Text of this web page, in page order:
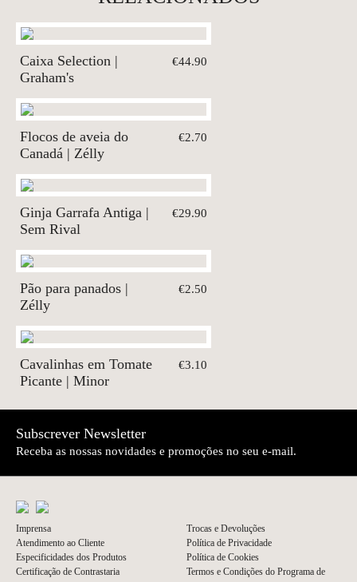
Caixa Selection |
Graham's
€44.90
Flocos de aveia do
Canadá | Zélly
€2.70
Ginja Garrafa Antiga |
Sem Rival
€29.90
Pão para panados |
Zélly
€2.50
Cavalinhas em Tomate
Picante | Minor
€3.10
Subscrever Newsletter
Receba as nossas novidades e promoções no seu e-mail.
Imprensa
Atendimento ao Cliente
Especificidades dos Produtos
Certificação de Contrastaria
Trocas e Devoluções
Política de Privacidade
Política de Cookies
Termos e Condições do Programa de